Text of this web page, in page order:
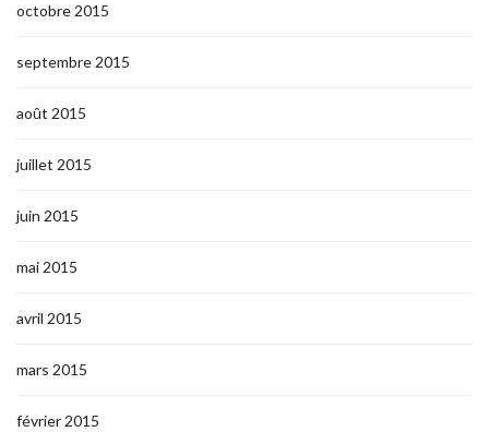
octobre 2015
septembre 2015
août 2015
juillet 2015
juin 2015
mai 2015
avril 2015
mars 2015
février 2015